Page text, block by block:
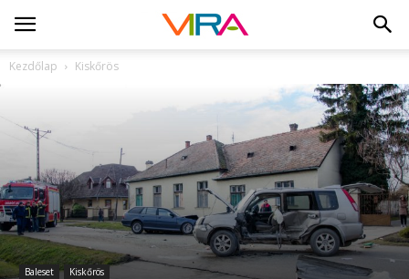
Kezdőlap Kiskőrös
Baleset Kiskőrös